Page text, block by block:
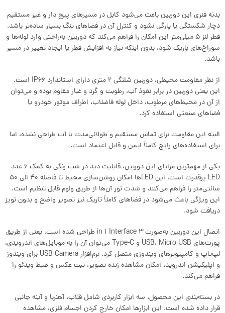
بدنه فنری این دوربین باعث می‌شود کابل در مسیرهای پیچ‌ دار و غیر مستقیم
دچار شکستگی یا پارگی نشود و کنترل آن در فضاهای تنگ بسیار ساده‌تر باشد.
قطر لنز ۵ میلی‌متر این امکان را فراهم می‌کند که دوربین به‌راحتی وارد لوله‌ها و
سوراخ‌های باریک شود، بدون اینکه نیاز به افزایش قطر یا ایجاد تغییر در مسیر
باشد.
از نظر مقاومت محیطی، دوربین شلنگی 2 متری دارای استاندارد IP66 است.
این یعنی دوربین در برابر نفوذ آب، رطوبت و گرد و غبار مقاوم بوده و می‌توان
از آن در محیط‌های مرطوب، داخل لوله فاضلاب، اطراف موتور خودرو یا
فضاهای صنعتی استفاده کرد.
البته این مقاومت برای تماس مستقیم و طولانی‌مدت با آب طراحی نشده، اما
برای استفاده‌های رایج کاملاً ایمن و قابل اعتماد است.
یکی از مهم‌ترین مزایای این دوربین، قابلیت دید در شب رنگی به کمک 6 عدد
LED پرقدرت است. این LEDها امکان روشن‌سازی محیط تا فاصله 40 الی 50
سانتی‌متر را فراهم می‌کنند و شدت نور آن‌ها از طریق ولوم قابل تنظیم است.
این ویژگی باعث می‌شود در فضاهای کاملاً تاریک نیز تصویر واضح و بدون نویز
دریافت شود.
اتصال این دوربین به‌صورت 3 in 1 Interface طراحی شده است. یعنی از طریق
پورت‌های USB، Micro USB و Type-C می‌توان آن را به موبایل‌های اندرویدی،
لپ‌تاپ و کامپیوترهای ویندوزی متصل کرد. نرم‌افزار USB Camera برای ویندوز
و اپلیکیشن اندروید، امکان مشاهده زنده تصویر، ثبت عکس و ضبط ویدئو را
فراهم می‌کند.
در بسته‌بندی این محصول، سه ابزار کاربردی شامل قلاب، آهنربا و آینه جانبی
قرار داده شده است. این ابزارها امکان خارج کردن اجسام فلزی، مشاهده